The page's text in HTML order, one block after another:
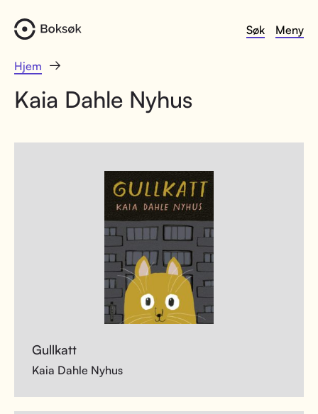
Søk Meny
Hjem
Kaia Dahle Nyhus
Gullkatt
Kaia Dahle Nyhus